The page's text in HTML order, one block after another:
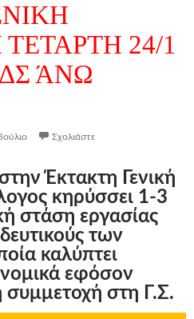
24/1
ΔΣ ΆΝΩ
Σχολιάστε
Έκτακτη Γενική
κηρύσσει 1-3
στάση εργασίας
των
καλύπτει
εφόσον
συμμετοχή στη Γ.Σ.